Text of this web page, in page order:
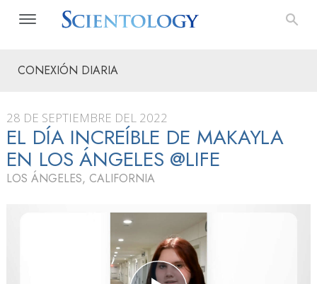
CONEXIÓN DIARIA
28 DE SEPTIEMBRE DEL 2022
EL DÍA INCREÍBLE DE MAKAYLA
EN LOS ÁNGELES @LIFE
LOS ÁNGELES, CALIFORNIA